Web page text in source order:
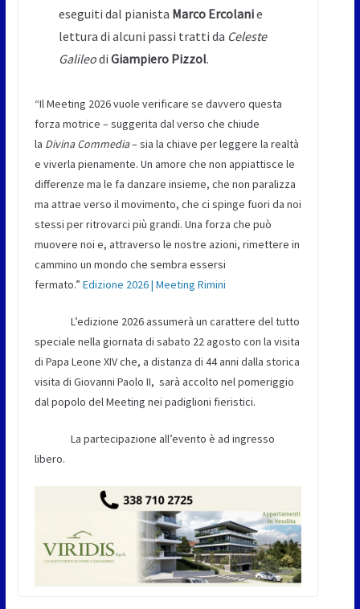
eseguiti dal pianista Marco Ercolanie
lettura di alcuni passi tratti da Celeste
Galileodi Giampiero Pizzol.
“Il Meeting 2026 vuole verificare se davvero questa
forza motrice – suggerita dal verso che chiude
la Divina Commedia– sia la chiave per leggere la realtà
e viverla pienamente. Un amore che non appiattisce le
differenze ma le fa danzare insieme, che non paralizza
ma attrae verso il movimento, che ci spinge fuori da noi
stessi per ritrovarci più grandi. Una forza che può
muovere noi e, attraverso le nostre azioni, rimettere in
cammino un mondo che sembra essersi
fermato.” Edizione 2026 | Meeting Rimini
L’edizione 2026 assumerà un carattere del tutto
speciale nella giornata di sabato 22 agosto con la visita
di Papa Leone XIV che, a distanza di 44 anni dalla storica
visita di Giovanni Paolo II, sarà accolto nel pomeriggio
dal popolo del Meeting nei padiglioni fieristici.
La partecipazione all’evento è ad ingresso
libero.